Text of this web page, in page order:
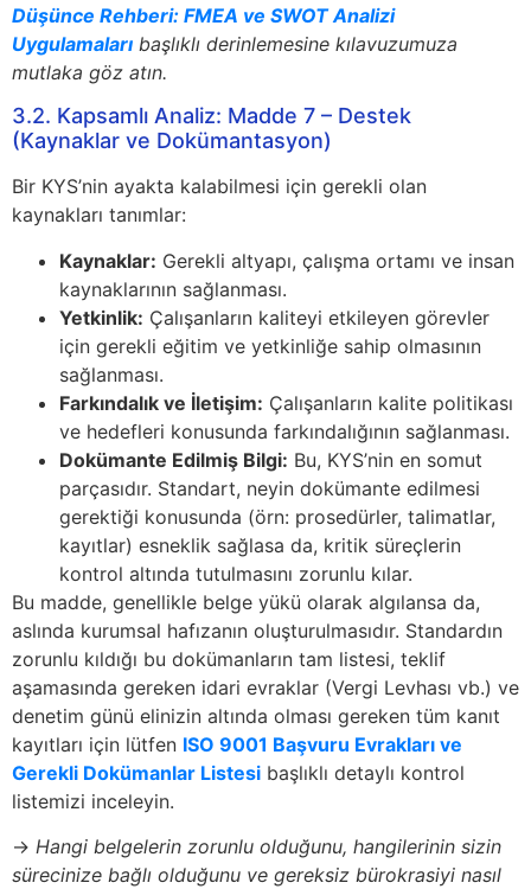
Düşünce Rehberi: FMEA ve SWOT Analizi
Uygulamaları başlıklı derinlemesine kılavuzumuza
mutlaka göz atın.
3.2. Kapsamlı Analiz: Madde 7 – Destek
(Kaynaklar ve Dokümantasyon)
Bir KYS’nin ayakta kalabilmesi için gerekli olan
kaynakları tanımlar:
Kaynaklar: Gerekli altyapı, çalışma ortamı ve insan
kaynaklarının sağlanması.
Yetkinlik: Çalışanların kaliteyi etkileyen görevler
için gerekli eğitim ve yetkinliğe sahip olmasının
sağlanması.
Farkındalık ve İletişim: Çalışanların kalite politikası
ve hedefleri konusunda farkındalığının sağlanması.
Dokümante Edilmiş Bilgi: Bu, KYS’nin en somut
parçasıdır. Standart, neyin dokümante edilmesi
gerektiği konusunda (örn: prosedürler, talimatlar,
kayıtlar) esneklik sağlasa da, kritik süreçlerin
kontrol altında tutulmasını zorunlu kılar.
Bu madde, genellikle belge yükü olarak algılansa da,
aslında kurumsal hafızanın oluşturulmasıdır. Standardın
zorunlu kıldığı bu dokümanların tam listesi, teklif
aşamasında gereken idari evraklar (Vergi Levhası vb.) ve
denetim günü elinizin altında olması gereken tüm kanıt
kayıtları için lütfen ISO 9001 Başvuru Evrakları ve
Gerekli Dokümanlar Listesi başlıklı detaylı kontrol
listemizi inceleyin.
→ Hangi belgelerin zorunlu olduğunu, hangilerinin sizin
sürecinize bağlı olduğunu ve gereksiz bürokrasiyi nasıl